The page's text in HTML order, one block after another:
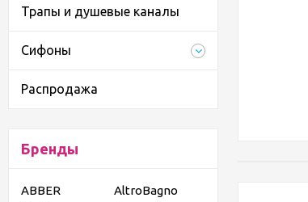
Трапы и душевые каналы
Сифоны
Распродажа
Бренды
ABBER
AltroBagno